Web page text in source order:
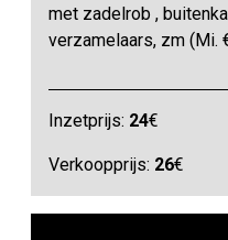
met zadelrob ,
verzamelaars, zm (Mi.
Inzetprijs: 24€
Verkoopprijs: 26€